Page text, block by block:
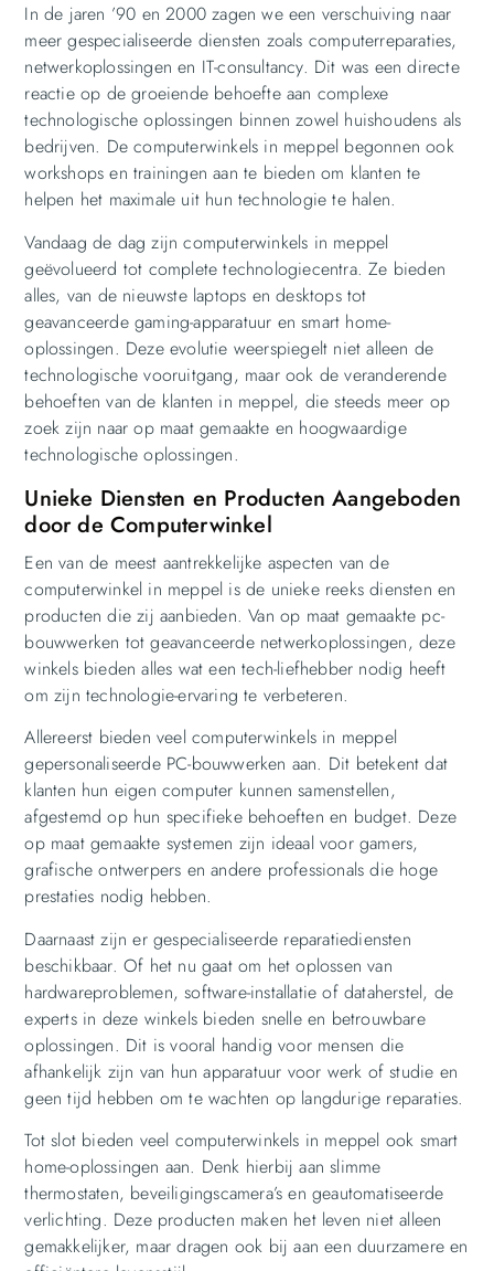
In de jaren ’90 en 2000 zagen we een verschuiving naar
meer gespecialiseerde diensten zoals computerreparaties,
netwerkoplossingen en IT-consultancy. Dit was een directe
reactie op de groeiende behoefte aan complexe
technologische oplossingen binnen zowel huishoudens als
bedrijven. De computerwinkels in meppel begonnen ook
workshops en trainingen aan te bieden om klanten te
helpen het maximale uit hun technologie te halen.
Vandaag de dag zijn computerwinkels in meppel
geëvolueerd tot complete technologiecentra. Ze bieden
alles, van de nieuwste laptops en desktops tot
geavanceerde gaming-apparatuur en smart home-
oplossingen. Deze evolutie weerspiegelt niet alleen de
technologische vooruitgang, maar ook de veranderende
behoeften van de klanten in meppel, die steeds meer op
zoek zijn naar op maat gemaakte en hoogwaardige
technologische oplossingen.
Unieke Diensten en Producten Aangeboden
door de Computerwinkel
Een van de meest aantrekkelijke aspecten van de
computerwinkel in meppel is de unieke reeks diensten en
producten die zij aanbieden. Van op maat gemaakte pc-
bouwwerken tot geavanceerde netwerkoplossingen, deze
winkels bieden alles wat een tech-liefhebber nodig heeft
om zijn technologie-ervaring te verbeteren.
Allereerst bieden veel computerwinkels in meppel
gepersonaliseerde PC-bouwwerken aan. Dit betekent dat
klanten hun eigen computer kunnen samenstellen,
afgestemd op hun specifieke behoeften en budget. Deze
op maat gemaakte systemen zijn ideaal voor gamers,
grafische ontwerpers en andere professionals die hoge
prestaties nodig hebben.
Daarnaast zijn er gespecialiseerde reparatiediensten
beschikbaar. Of het nu gaat om het oplossen van
hardwareproblemen, software-installatie of dataherstel, de
experts in deze winkels bieden snelle en betrouwbare
oplossingen. Dit is vooral handig voor mensen die
afhankelijk zijn van hun apparatuur voor werk of studie en
geen tijd hebben om te wachten op langdurige reparaties.
Tot slot bieden veel computerwinkels in meppel ook smart
home-oplossingen aan. Denk hierbij aan slimme
thermostaten, beveiligingscamera’s en geautomatiseerde
verlichting. Deze producten maken het leven niet alleen
gemakkelijker, maar dragen ook bij aan een duurzamere en